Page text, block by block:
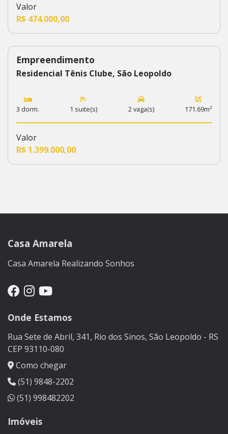
Valor
R$ 474.000,00
50
Empreendimento
Residencial Tênis Clube, São Leopoldo
3 dorm. 1 suite(s) 2 vaga(s) 171.69m²
Valor
R$ 1.399.000,00
Casa Amarela
Casa Amarela Realizando Sonhos
Onde Estamos
Rua Sete de Abril, 341, Rio dos Sinos, São Leopoldo - RS
CEP 93110-080
Como chegar
(51) 9848-2202
(51) 998482202
Imóveis